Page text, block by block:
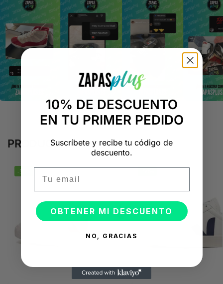
PRODUCTOS RELACIONADOS
-50%
10% DE DESCUENTO
EN TU PRIMER PEDIDO
Suscríbete y recibe tu código de
descuento.
OBTENER MI DESCUENTO
NO, GRACIAS